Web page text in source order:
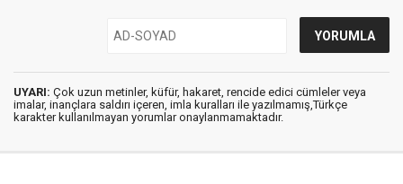
UYARI: Çok uzun metinler, küfür, hakaret, rencide edici cümleler veya
imalar, inançlara saldırı içeren, imla kuralları ile yazılmamış,Türkçe
karakter kullanılmayan yorumlar onaylanmamaktadır.